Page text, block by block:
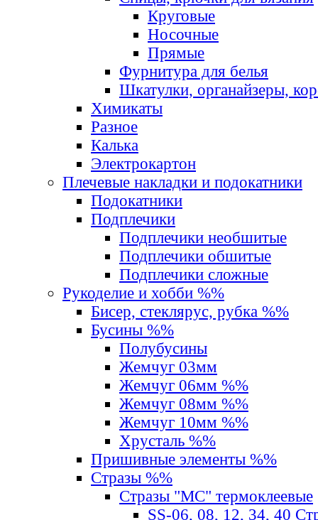
Круговые
Носочные
Прямые
Фурнитура для белья
Шкатулки, органайзеры,
Химикаты
Разное
Калька
Электрокартон
Плечевые накладки и подокатники
Подокатники
Подплечики
Подплечики необшитые
Подплечики обшитые
Подплечики сложные
Рукоделие и хобби %%
Бисер, стеклярус, рубка %%
Бусины %%
Полубусины
Жемчуг 03мм
Жемчуг 06мм %%
Жемчуг 08мм %%
Жемчуг 10мм %%
Хрусталь %%
Пришивные элементы %%
Стразы %%
Стразы "MС" термоклеевые
SS-06, 08, 12, 34, 40